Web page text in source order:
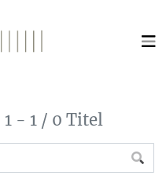
1 - 1 / 0 Titel